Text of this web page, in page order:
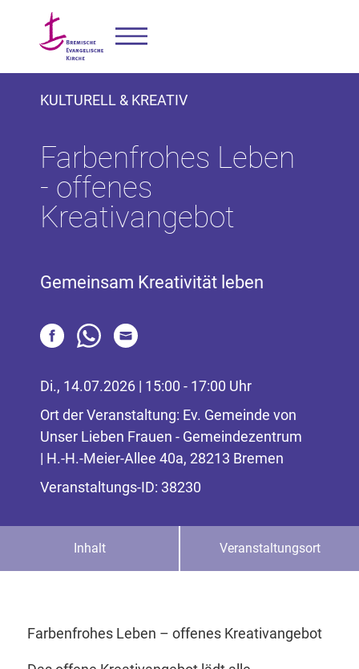
KULTURELL & KREATIV
Farbenfrohes Leben
- offenes
Kreativangebot
Gemeinsam Kreativität leben
Di., 14.07.2026 | 15:00 - 17:00 Uhr
Ort der Veranstaltung: Ev. Gemeinde von
Unser Lieben Frauen - Gemeindezentrum
| H.-H.-Meier-Allee 40a, 28213 Bremen
Veranstaltungs-ID: 38230
Inhalt Veranstaltungsort
Farbenfrohes Leben – offenes Kreativangebot